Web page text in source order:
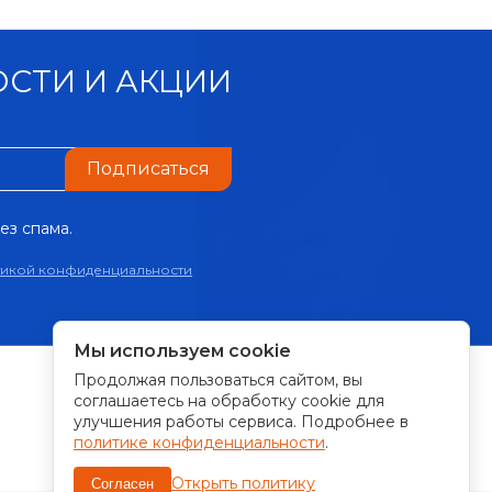
И АКЦИИ
Подписаться
спама.
конфиденциальности
ПРИНИМАЕМ К ОПЛАТЕ:
Мы используем cookie
Продолжая пользоваться сайтом, вы
соглашаетесь на обработку cookie для
улучшения работы сервиса. Подробнее в
политике конфиденциальности.
Согласен Открыть политику